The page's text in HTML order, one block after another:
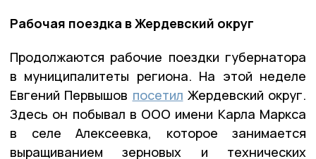
Рабочая поездка в Жердевский округ
Продолжаются рабочие поездки губернатора
в муниципалитеты региона. На этой неделе
Евгений Первышов посетил Жердевский округ.
Здесь он побывал в ООО имени Карла Маркса
в селе Алексеевка, которое занимается
выращиванием зерновых и технических